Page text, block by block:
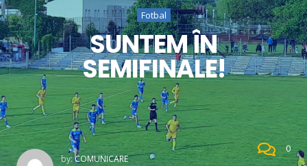
Fotbal
SUNTEM ÎN
SEMIFINALE!
by:COMUNICARE
0